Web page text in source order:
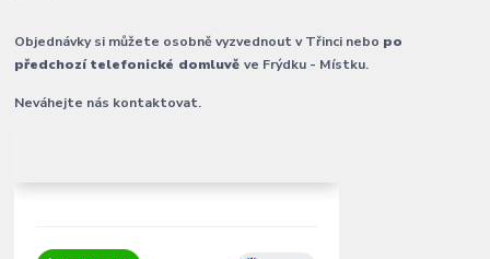
Objednávky si můžete osobně vyzvednout v Třinci nebo po
předchozí telefonické domluvěve Frýdku - Místku.
Neváhejte nás kontaktovat.